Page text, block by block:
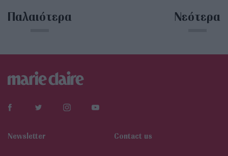
Παλαιότερα Νεότερα
Newsletter Contact us